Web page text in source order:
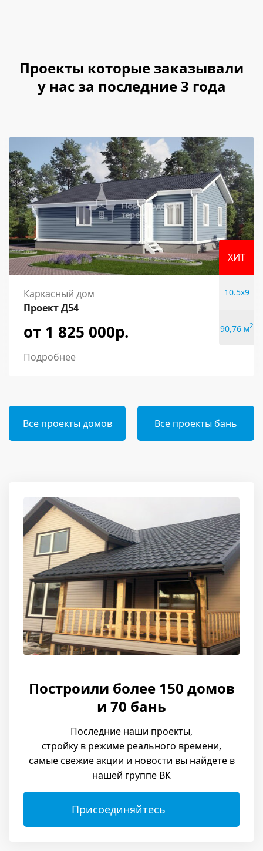
Проекты которые заказывали
у нас за последние 3 года
ХИТ
Каркасный дом
Проект Д54
от 1 825 000р.
Подробнее
10.5x9
90,76 м2
Все проекты домов Все проекты бань
Построили более 150 домов
и 70 бань
Последние наши проекты,
стройку в режиме реального времени,
самые свежие акции и новости вы найдете в
нашей группе ВК
Присоединяйтесь